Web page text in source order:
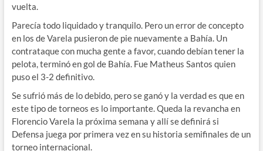
vuelta.
Parecía todo liquidado y tranquilo. Pero un error de concepto
en los de Varela pusieron de pie nuevamente a Bahía. Un
contrataque con mucha gente a favor, cuando debían tener la
pelota, terminó en gol de Bahía. Fue Matheus Santos quien
puso el 3-2 definitivo.
Se sufrió más de lo debido, pero se ganó y la verdad es que en
este tipo de torneos es lo importante. Queda la revancha en
Florencio Varela la próxima semana y allí se definirá si
Defensa juega por primera vez en su historia semifinales de un
torneo internacional.